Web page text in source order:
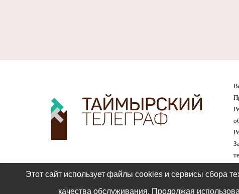
Этот сайт использует файлы cookies и сервисы сбора
качества обслуживания. Продолжая